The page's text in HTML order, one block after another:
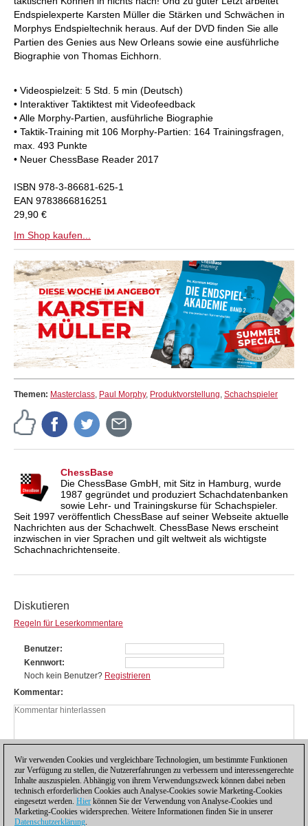
Endspielexperte Karsten Müller die Stärken und Schwächen in
Morphys Endspieltechnik heraus. Auf der DVD finden Sie alle
Partien des Genies aus New Orleans sowie eine ausführliche
Biographie von Thomas Eichhorn.
• Videospielzeit: 5 Std. 5 min (Deutsch)
• Interaktiver Taktiktest mit Videofeedback
• Alle Morphy-Partien, ausführliche Biographie
• Taktik-Training mit 106 Morphy-Partien: 164 Trainingsfragen,
max. 493 Punkte
• Neuer ChessBase Reader 2017
ISBN 978-3-86681-625-1
EAN 9783866816251
29,90 €
Im Shop kaufen...
Themen: Masterclass, Paul Morphy, Produktvorstellung, Schachspieler
ChessBase
Die ChessBase GmbH, mit Sitz in Hamburg, wurde
1987 gegründet und produziert Schachdatenbanken
sowie Lehr- und Trainingskurse für Schachspieler.
Seit 1997 veröffentlich ChessBase auf seiner Webseite aktuelle
Nachrichten aus der Schachwelt. ChessBase News erscheint
inzwischen in vier Sprachen und gilt weltweit als wichtigste
Schachnachrichtenseite.
Diskutieren
Regeln für Leserkommentare
Benutzer
Kennwort
Noch kein Benutzer? Registrieren
Kommentar
Wir verwenden Cookies und vergleichbare Technologien, um bestimmte Funktionen
zur Verfügung zu stellen, die Nutzererfahrungen zu verbessern und interessengerechte
Inhalte auszuspielen. Abhängig von ihrem Verwendungszweck können dabei neben
technisch erforderlichen Cookies auch Analyse-Cookies sowie Marketing-Cookies
eingesetzt werden. Hier können Sie der Verwendung von Analyse-Cookies und
Marketing-Cookies widersprechen. Weitere Informationen finden Sie in unserer
Datenschutzerklärung.